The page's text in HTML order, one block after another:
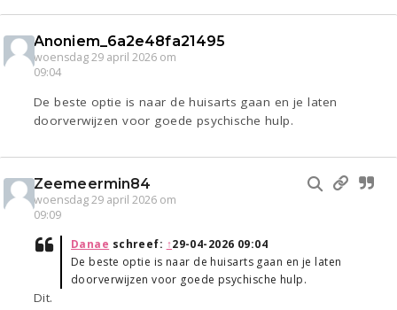
Anoniem_6a2e48fa21495
woensdag 29 april 2026 om
09:04
De beste optie is naar de huisarts gaan en je laten
doorverwijzen voor goede psychische hulp.
Zeemeermin84
woensdag 29 april 2026 om
09:09
Danae schreef: ↑29-04-2026 09:04
De beste optie is naar de huisarts gaan en je laten
doorverwijzen voor goede psychische hulp.
Dit.